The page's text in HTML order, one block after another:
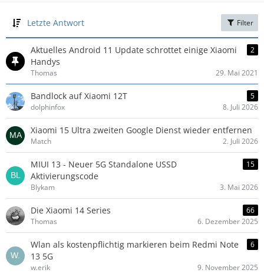
Letzte Antwort Filter
Aktuelles Android 11 Update schrottet einige Xiaomi
Handys
2
Thomas 29. Mai 2021
Bandlock auf Xiaomi 12T
5
dolphinfox
8. Juli 2026
Xiaomi 15 Ultra zweiten Google Dienst wieder entfernen
Match 2. Juli 2026
MIUI 13 - Neuer 5G Standalone USSD
Aktivierungscode
15
Blykam 3. Mai 2026
Die Xiaomi 14 Series
66
Thomas
6. Dezember 2025
Wlan als kostenpflichtig markieren beim Redmi Note
13 5G
6
w.erik 9. November 2025